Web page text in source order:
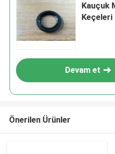
Kauçuk
Keçeleri
Devam et
Önerilen Ürünler